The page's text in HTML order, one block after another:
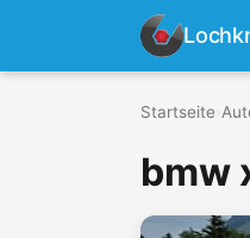
Startseite
bmw